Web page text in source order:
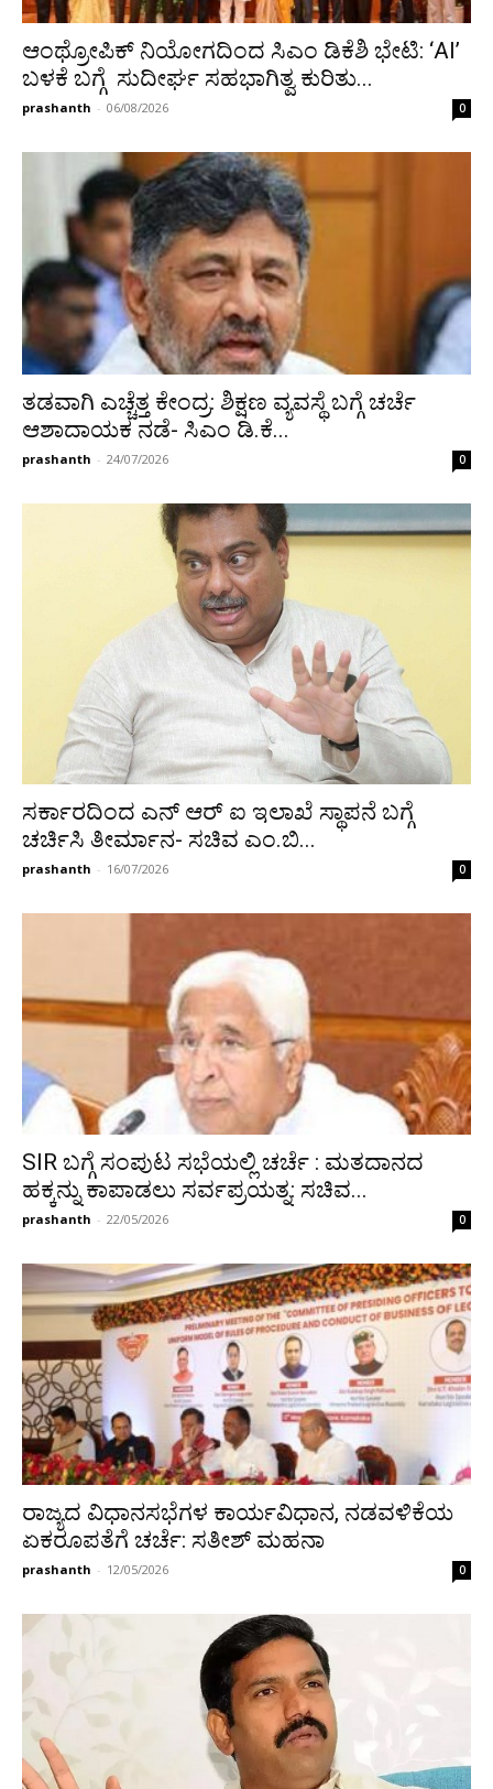
ಆಂಥ್ರೋಪಿಕ್ ನಿಯೋಗದಿಂದ ಸಿಎಂ ಡಿಕೆಶಿ ಭೇಟಿ: ‘AI’
ಬಳಕೆ ಬಗ್ಗೆ ಸುದೀರ್ಘ ಸಹಭಾಗಿತ್ವ ಕುರಿತು...
prashanth - 06/08/2026 0
ತಡವಾಗಿ ಎಚ್ಚೆತ್ತ ಕೇಂದ್ರ: ಶಿಕ್ಷಣ ವ್ಯವಸ್ಥೆ ಬಗ್ಗೆ ಚರ್ಚೆ
ಆಶಾದಾಯಕ ನಡೆ- ಸಿಎಂ ಡಿ.ಕೆ...
prashanth - 24/07/2026 0
ಸರ್ಕಾರದಿಂದ ಎನ್ ಆರ್ ಐ ಇಲಾಖೆ ಸ್ಥಾಪನೆ ಬಗ್ಗೆ
ಚರ್ಚಿಸಿ ತೀರ್ಮಾನ- ಸಚಿವ ಎಂ.ಬಿ...
prashanth - 16/07/2026 0
SIR ಬಗ್ಗೆ ಸಂಪುಟ ಸಭೆಯಲ್ಲಿ ಚರ್ಚೆ : ಮತದಾನದ
ಹಕ್ಕನ್ನು ಕಾಪಾಡಲು ಸರ್ವಪ್ರಯತ್ನ: ಸಚಿವ...
prashanth - 22/05/2026 0
ರಾಜ್ಯದ ವಿಧಾನಸಭೆಗಳ ಕಾರ್ಯವಿಧಾನ, ನಡವಳಿಕೆಯ
ಏಕರೂಪತೆಗೆ ಚರ್ಚೆ: ಸತೀಶ್ ಮಹನಾ
prashanth - 12/05/2026 0